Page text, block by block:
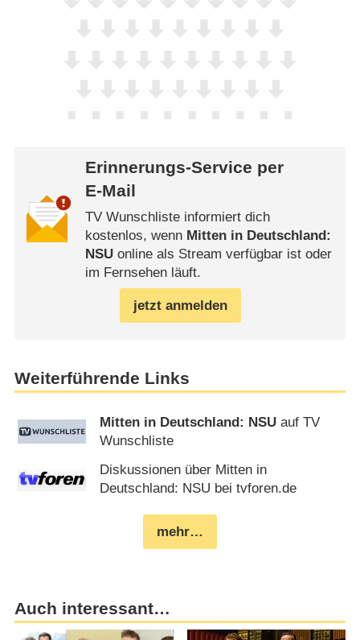
Erinnerungs-Service per
E-Mail
TV Wunschliste informiert dich
kostenlos, wenn Mitten in Deutschland:
NSUonline als Stream verfügbar ist oder
im Fernsehen läuft.
jetzt anmelden
Weiterführende Links
Mitten in Deutschland: NSU auf TV
Wunschliste
Diskussionen über Mitten in
Deutschland: NSU bei tvforen.de
mehr…
Auch interessant…